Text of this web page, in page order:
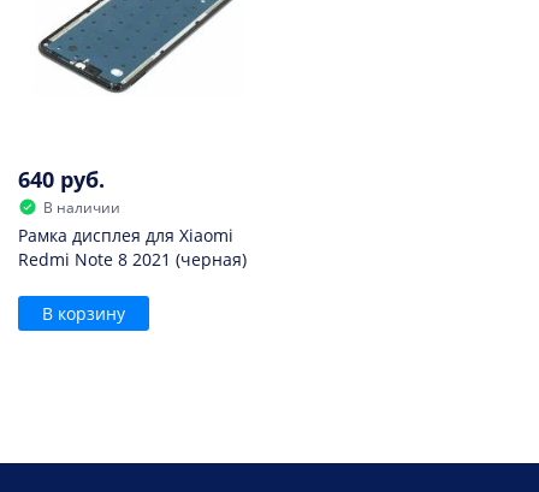
640 руб.
В наличии
Рамка дисплея для Xiaomi
Redmi Note 8 2021 (черная)
В корзину